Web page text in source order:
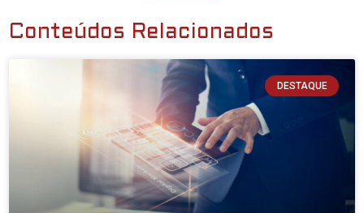
Conteúdos Relacionados
DESTAQUE